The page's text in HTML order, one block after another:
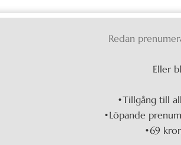
Redan
Eller
•Tillgång till
•Löpande
•69